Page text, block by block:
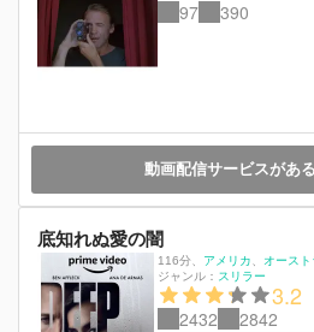
97 390
動画配信サービスがあ
底知れぬ愛の闇
116分 アメリカ
オースト
ジャンル： スリラー
3.2
2432 2842